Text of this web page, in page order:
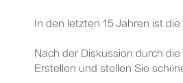
In den letzten 15 Jahren ist
Nach der Diskussion durch
Erstellen und stellen Sie